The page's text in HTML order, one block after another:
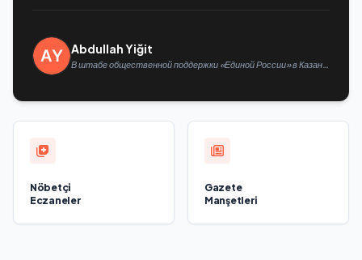
Abdullah Yiğit
В штабе общественной поддержки «Единой России» в Казани
Nöbetçi
Eczaneler
Gazete
Manşetleri